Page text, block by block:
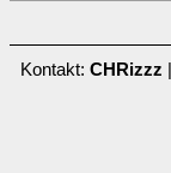
Kontakt: CHRizzz